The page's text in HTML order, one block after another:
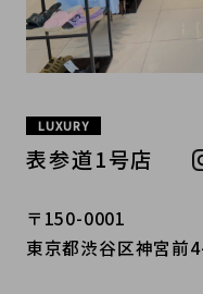
LUXURY
表参道1号店
〒150-0001
東京都渋谷区神宮前